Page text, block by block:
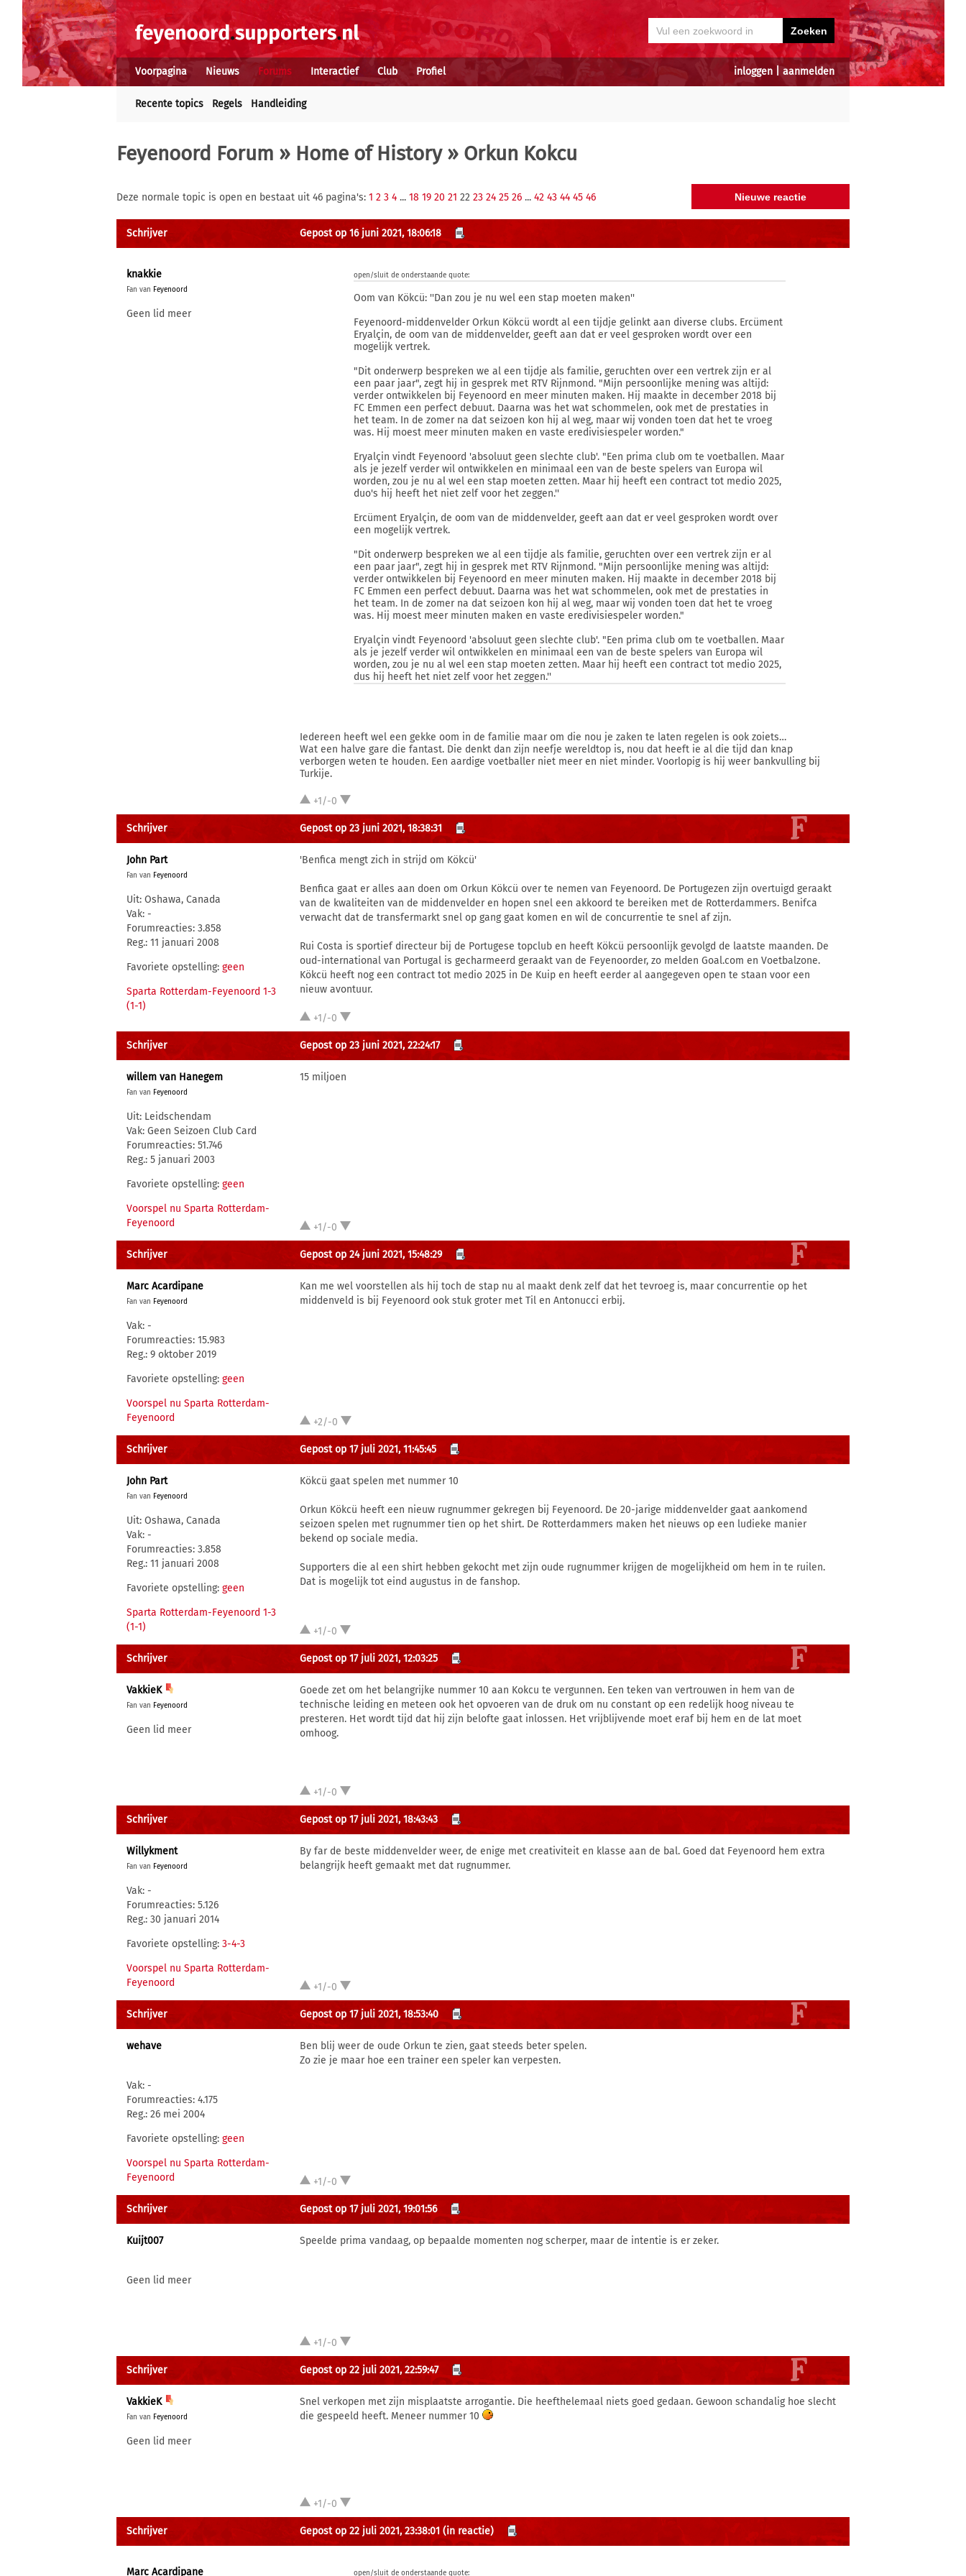
inloggen aanmelden
Voorpagina Nieuws Forums Interactief Club Profiel
Recente topics Regels Handleiding
Feyenoord Forum » Home of History» Orkun Kokcu
Deze normale topic is open en bestaat uit 46 pagina's: 1 2 3 4 ... 18 19 20 21 22 23 24 25 26 ... 42 43 44 45 46
Schrijver Gepost op 16 juni 2021, 18:06:18
knakkie
Fan van Feyenoord
Geen lid meer
open/sluit de onderstaande quote:
Oom van Kökcü: ''Dan zou je nu wel een stap moeten maken''
Feyenoord-middenvelder Orkun Kökcü wordt al een tijdje gelinkt aan diverse clubs. Ercüment
Eryalçin, de oom van de middenvelder, geeft aan dat er veel gesproken wordt over een
mogelijk vertrek.
"Dit onderwerp bespreken we al een tijdje als familie, geruchten over een vertrek zijn er al
een paar jaar", zegt hij in gesprek met RTV Rijnmond. "Mijn persoonlijke mening was altijd:
verder ontwikkelen bij Feyenoord en meer minuten maken. Hij maakte in december 2018 bij
FC Emmen een perfect debuut. Daarna was het wat schommelen, ook met de prestaties in
het team. In de zomer na dat seizoen kon hij al weg, maar wij vonden toen dat het te vroeg
was. Hij moest meer minuten maken en vaste eredivisiespeler worden."
Eryalçin vindt Feyenoord 'absoluut geen slechte club'. "Een prima club om te voetballen. Maar
als je jezelf verder wil ontwikkelen en minimaal een van de beste spelers van Europa wil
worden, zou je nu al wel een stap moeten zetten. Maar hij heeft een contract tot medio 2025,
duo's hij heeft het niet zelf voor het zeggen.''
Ercüment Eryalçin, de oom van de middenvelder, geeft aan dat er veel gesproken wordt over
een mogelijk vertrek.
"Dit onderwerp bespreken we al een tijdje als familie, geruchten over een vertrek zijn er al
een paar jaar", zegt hij in gesprek met RTV Rijnmond. "Mijn persoonlijke mening was altijd:
verder ontwikkelen bij Feyenoord en meer minuten maken. Hij maakte in december 2018 bij
FC Emmen een perfect debuut. Daarna was het wat schommelen, ook met de prestaties in
het team. In de zomer na dat seizoen kon hij al weg, maar wij vonden toen dat het te vroeg
was. Hij moest meer minuten maken en vaste eredivisiespeler worden."
Eryalçin vindt Feyenoord 'absoluut geen slechte club'. "Een prima club om te voetballen. Maar
als je jezelf verder wil ontwikkelen en minimaal een van de beste spelers van Europa wil
worden, zou je nu al wel een stap moeten zetten. Maar hij heeft een contract tot medio 2025,
dus hij heeft het niet zelf voor het zeggen.''
Iedereen heeft wel een gekke oom in de familie maar om die nou je zaken te laten regelen is ook zoiets…
Wat een halve gare die fantast. Die denkt dan zijn neefje wereldtop is, nou dat heeft ie al die tijd dan knap
verborgen weten te houden. Een aardige voetballer niet meer en niet minder. Voorlopig is hij weer bankvulling bij
Turkije.
+1/-0
Schrijver Gepost op 23 juni 2021, 18:38:31
John Part
Fan van Feyenoord
Uit: Oshawa, Canada
Vak: -
Forumreacties: 3.858
Reg.: 11 januari 2008
Favoriete opstelling: geen
Sparta Rotterdam-Feyenoord 1-3
(1-1)
'Benfica mengt zich in strijd om Kökcü'
Benfica gaat er alles aan doen om Orkun Kökcü over te nemen van Feyenoord. De Portugezen zijn overtuigd geraakt
van de kwaliteiten van de middenvelder en hopen snel een akkoord te bereiken met de Rotterdammers. Benifca
verwacht dat de transfermarkt snel op gang gaat komen en wil de concurrentie te snel af zijn.
Rui Costa is sportief directeur bij de Portugese topclub en heeft Kökcü persoonlijk gevolgd de laatste maanden. De
oud-international van Portugal is gecharmeerd geraakt van de Feyenoorder, zo melden Goal.com en Voetbalzone.
Kökcü heeft nog een contract tot medio 2025 in De Kuip en heeft eerder al aangegeven open te staan voor een
nieuw avontuur.
+1/-0
Schrijver Gepost op 23 juni 2021, 22:24:17
willem van Hanegem
Fan van Feyenoord
Uit: Leidschendam
Vak: Geen Seizoen Club Card
Forumreacties: 51.746
Reg.: 5 januari 2003
Favoriete opstelling: geen
Voorspel nu Sparta Rotterdam-
Feyenoord
15 miljoen
+1/-0
Schrijver Gepost op 24 juni 2021, 15:48:29
Marc Acardipane
Fan van Feyenoord
Vak: -
Forumreacties: 15.983
Reg.: 9 oktober 2019
Favoriete opstelling: geen
Voorspel nu Sparta Rotterdam-
Feyenoord
Kan me wel voorstellen als hij toch de stap nu al maakt denk zelf dat het tevroeg is, maar concurrentie op het
middenveld is bij Feyenoord ook stuk groter met Til en Antonucci erbij.
+2/-0
Schrijver Gepost op 17 juli 2021, 11:45:45
John Part
Fan van Feyenoord
Uit: Oshawa, Canada
Vak: -
Forumreacties: 3.858
Reg.: 11 januari 2008
Favoriete opstelling: geen
Sparta Rotterdam-Feyenoord 1-3
(1-1)
Kökcü gaat spelen met nummer 10
Orkun Kökcü heeft een nieuw rugnummer gekregen bij Feyenoord. De 20-jarige middenvelder gaat aankomend
seizoen spelen met rugnummer tien op het shirt. De Rotterdammers maken het nieuws op een ludieke manier
bekend op sociale media.
Supporters die al een shirt hebben gekocht met zijn oude rugnummer krijgen de mogelijkheid om hem in te ruilen.
Dat is mogelijk tot eind augustus in de fanshop.
+1/-0
Schrijver Gepost op 17 juli 2021, 12:03:25
VakkieK
Fan van Feyenoord
Geen lid meer
Goede zet om het belangrijke nummer 10 aan Kokcu te vergunnen. Een teken van vertrouwen in hem van de
technische leiding en meteen ook het opvoeren van de druk om nu constant op een redelijk hoog niveau te
presteren. Het wordt tijd dat hij zijn belofte gaat inlossen. Het vrijblijvende moet eraf bij hem en de lat moet
omhoog.
+1/-0
Schrijver Gepost op 17 juli 2021, 18:43:43
Willykment
Fan van Feyenoord
Vak: -
Forumreacties: 5.126
Reg.: 30 januari 2014
Favoriete opstelling: 3-4-3
Voorspel nu Sparta Rotterdam-
Feyenoord
By far de beste middenvelder weer, de enige met creativiteit en klasse aan de bal. Goed dat Feyenoord hem extra
belangrijk heeft gemaakt met dat rugnummer.
+1/-0
Schrijver Gepost op 17 juli 2021, 18:53:40
wehave
Vak: -
Forumreacties: 4.175
Reg.: 26 mei 2004
Favoriete opstelling: geen
Voorspel nu Sparta Rotterdam-
Feyenoord
Ben blij weer de oude Orkun te zien, gaat steeds beter spelen.
Zo zie je maar hoe een trainer een speler kan verpesten.
+1/-0
Schrijver Gepost op 17 juli 2021, 19:01:56
Kuijt007
Geen lid meer
Speelde prima vandaag, op bepaalde momenten nog scherper, maar de intentie is er zeker.
+1/-0
Schrijver Gepost op 22 juli 2021, 22:59:47
VakkieK
Fan van Feyenoord
Geen lid meer
Snel verkopen met zijn misplaatste arrogantie. Die heefthelemaal niets goed gedaan. Gewoon schandalig hoe slecht
die gespeeld heeft. Meneer nummer 10
+1/-0
Schrijver Gepost op 22 juli 2021, 23:38:01 (in reactie)
Marc Acardipane open/sluit de onderstaande quote: